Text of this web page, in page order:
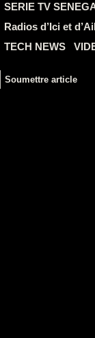
SERIE TV
Radios d’Ici et
TECH NEWS
Soumettre article